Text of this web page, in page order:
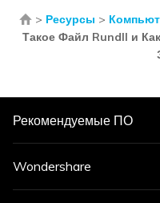
> Ресурсы >
Такое Файл Rundll и
Рекомендуемые ПО
Wondershare